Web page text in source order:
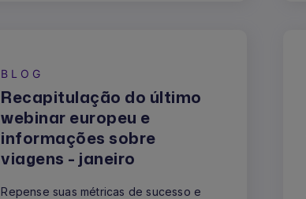
BLOG
Recapitulação do último
webinar europeu e
informações sobre
viagens - janeiro
Repense suas métricas de sucesso e